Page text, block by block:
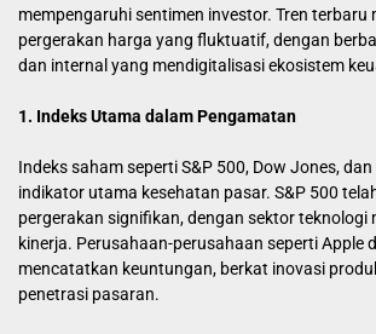
mempengaruhi sentimen investor. Tren terbaru
pergerakan harga yang fluktuatif, dengan
dan internal yang mendigitalisasi ekosistem
1. Indeks Utama dalam Pengamatan
Indeks saham seperti S&P 500, Dow Jones,
indikator utama kesehatan pasar. S&P 500
pergerakan signifikan, dengan sektor teknologi
kinerja. Perusahaan-perusahaan seperti Apple
mencatatkan keuntungan, berkat inovasi
penetrasi pasaran.